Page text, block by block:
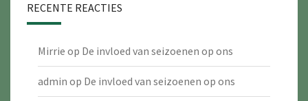
RECENTE REACTIES
Mirrie op De invloed van seizoenen op ons
admin op De invloed van seizoenen op ons